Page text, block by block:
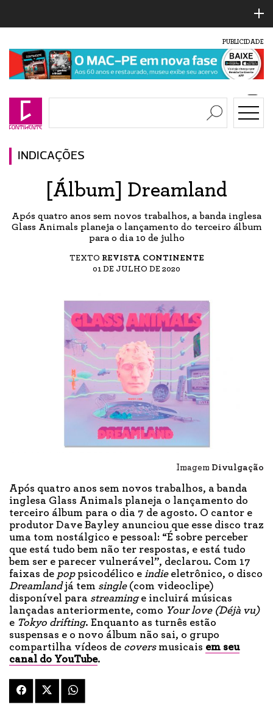
PUBLICIDADE
INDICAÇÕES
[Álbum] Dreamland
Após quatro anos sem novos trabalhos, a banda inglesa
Glass Animals planeja o lançamento do terceiro álbum
para o dia 10 de julho
TEXTO REVISTA CONTINENTE
01 DE JULHO DE 2020
Imagem Divulgação
Após quatro anos sem novos trabalhos, a banda
inglesa Glass Animals planeja o lançamento do
terceiro álbum para o dia 7 de agosto. O cantor e
produtor Dave Bayley anunciou que esse disco traz
uma tom nostálgico e pessoal: “É sobre perceber
que está tudo bem não ter respostas, e está tudo
bem ser e parecer vulnerável”, declarou. Com 17
faixas de poppsicodélico e indieeletrônico, o disco
Dreamlandjá tem single(com videoclipe)
disponível para streaminge incluirá músicas
lançadas anteriormente, como Your love (Déjà vu)
e Tokyo drifting. Enquanto as turnês estão
suspensas e o novo álbum não sai, o grupo
compartilha vídeos de coversmusicais em seu
canal do YouTube.